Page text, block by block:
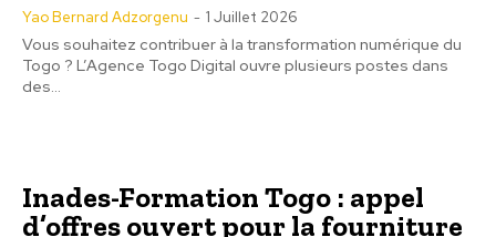
Yao Bernard Adzorgenu - 1 Juillet 2026
Vous souhaitez contribuer à la transformation numérique du
Togo ? L’Agence Togo Digital ouvre plusieurs postes dans
des...
Inades-Formation Togo : appel
d’offres ouvert pour la fourniture